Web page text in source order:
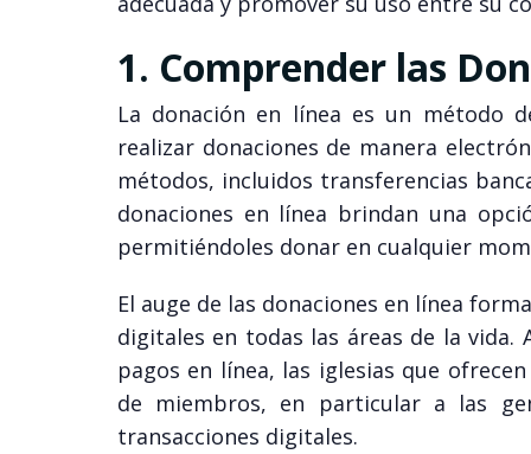
1. Comprender las
La donación en línea es un método
realizar donaciones de manera
métodos, incluidos transferencias
donaciones en línea brindan una
permitiéndoles donar en cualquier
El auge de las donaciones en línea
digitales en todas las áreas de la vida.
pagos en línea, las iglesias que
de miembros, en particular a las
transacciones digitales.